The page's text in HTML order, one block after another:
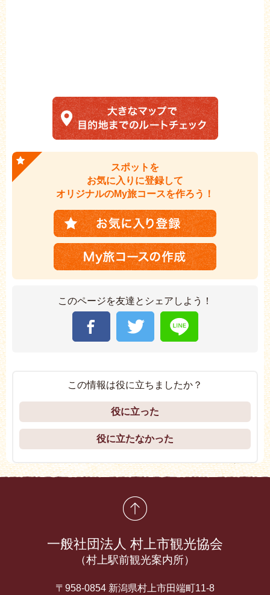
スポットを
お気に入りに登録して
オリジナルのMy旅コースを作ろう！
このページを友達とシェアしよう！
この情報は役に立ちましたか？
役に立った
役に立たなかった
一般社団法人 村上市観光協会
（村上駅前観光案内所）
〒958-0854 新潟県村上市田端町11-8